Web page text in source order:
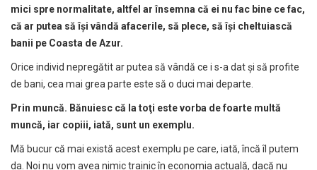
mici spre normalitate, altfel ar însemna că ei nu fac bine ce fac,
că ar putea săîşi vândă afacerile, să plece, săîşi cheltuiască
banii pe Coasta de Azur.
Orice individ nepregătit ar putea să vândă ce i s-a dat şi să profite
de bani, cea mai grea parte este să o duci mai departe.
Prin muncă. Bănuiesc că la toţi este vorba de foarte multă
muncă, iar copiii, iată, sunt un exemplu.
Mă bucur că mai există acest exemplu pe care, iată, încă îl putem
da. Noi nu vom avea nimic trainic în economia actuală, dacă nu